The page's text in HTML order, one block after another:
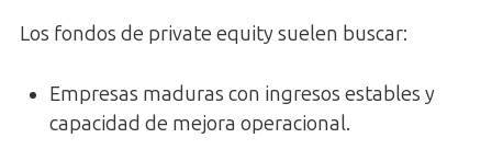
Los fondos de private equity suelen buscar:
Empresas maduras con ingresos estables y
capacidad de mejora operacional.